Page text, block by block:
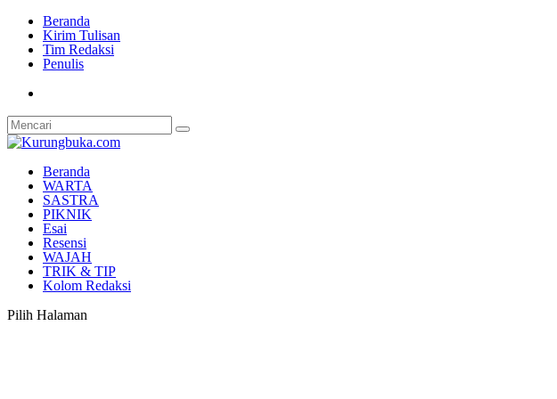
Beranda
Kirim Tulisan
Tim Redaksi
Penulis
Beranda
WARTA
SASTRA
PIKNIK
Esai
Resensi
WAJAH
TRIK & TIP
Kolom Redaksi
Pilih Halaman